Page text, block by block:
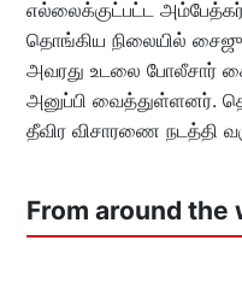
எல்லைக்குட்பட்ட
தொங்கிய நிலையில்
அவரது உடலை போலீசார்
அனுப்பி வைத்துள்ளனர்.
தீவிர விசாரணை நடத்தி
From around the